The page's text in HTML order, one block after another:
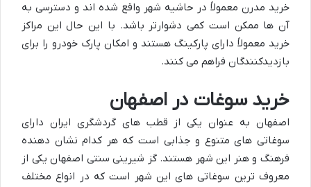
خرید مدرن معمولاً در حاشیه شهر واقع شده اند و دسترسی به
آن ها ممکن است کمی دشوارتر باشد. با این حال این مراکز
خرید معمولاً دارای پارکینگ هستند و امکان پارک خودرو را برای
بازدیدکنندگان فراهم می کنند.
خرید سوغات در اصفهان
اصفهان به عنوان یکی از قطب های گردشگری ایران دارای
سوغاتی های متنوع و جذابی است که هر کدام نشان دهنده
فرهنگ و هنر این شهر هستند. گز شیرینی سنتی اصفهان یکی از
معروف ترین سوغاتی های این شهر است که در انواع مختلف